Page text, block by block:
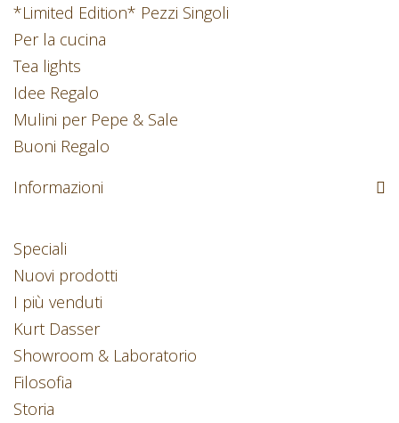
*Limited Edition* Pezzi Singoli
Per la cucina
Tea lights
Idee Regalo
Mulini per Pepe & Sale
Buoni Regalo
Informazioni
Speciali
Nuovi prodotti
I più venduti
Kurt Dasser
Showroom & Laboratorio
Filosofia
Storia